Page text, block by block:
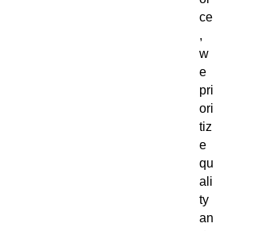
ce
,
w
e
pri
ori
tiz
e
qu
ali
ty
an